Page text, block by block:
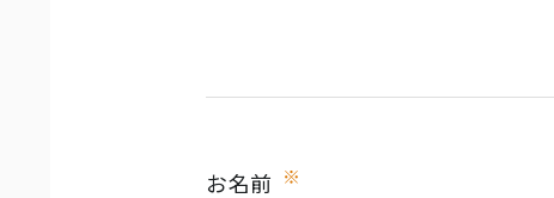
お名前 ※